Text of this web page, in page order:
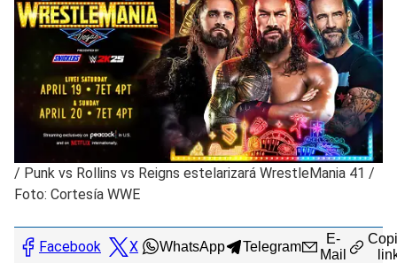
/ Punk vs Rollins vs Reigns estelarizará WrestleMania 41 /
Foto: Cortesía WWE
Facebook X WhatsApp Telegram
E-
Mail